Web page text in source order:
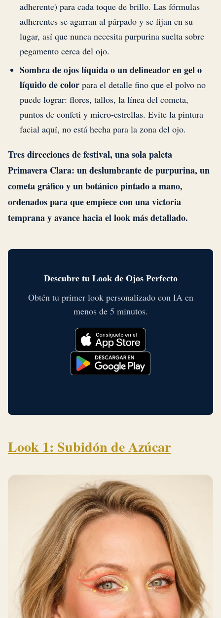
adherente) para cada toque de brillo. Las fórmulas
adherentes se agarran al párpado y se fijan en su
lugar, así que nunca necesita purpurina suelta sobre
pegamento cerca del ojo.
Sombra de ojos líquida o un delineador en gel o
líquido de color para el detalle fino que el polvo no
puede lograr: flores, tallos, la línea del cometa,
puntos de confeti y micro-estrellas. Evite la pintura
facial aquí, no está hecha para la zona del ojo.
Tres direcciones de festival, una sola paleta
Primavera Clara: un deslumbrante de purpurina, un
cometa gráfico y un botánico pintado a mano,
ordenados para que empiece con una victoria
temprana y avance hacia el look más detallado.
Descubre tu Look de Ojos Perfecto
Obtén tu primer look personalizado con IA en
menos de 5 minutos.
Look 1: Subidón de Azúcar